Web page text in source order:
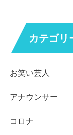
カテゴリ
お笑い芸人
アナウンサー
コロナ